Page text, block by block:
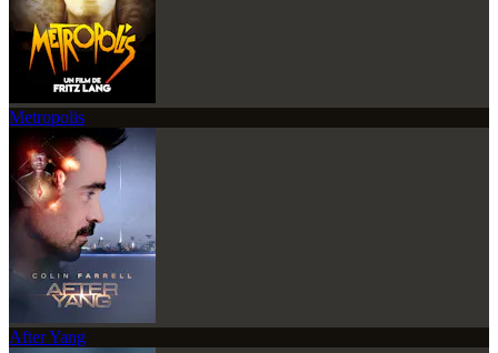
Metropolis
After Yang